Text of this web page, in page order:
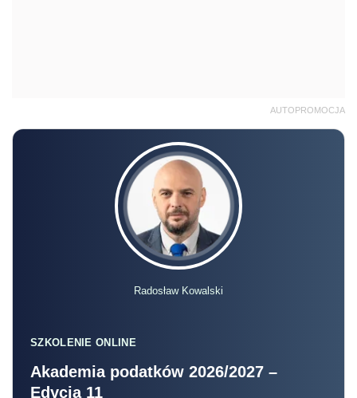
AUTOPROMOCJA
Radosław Kowalski
SZKOLENIE ONLINE
Akademia podatków 2026/2027 –
Edycja 11